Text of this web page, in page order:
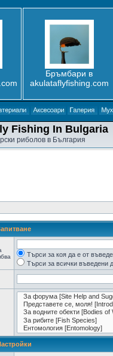
Бръмбари в
akulataflyfishing.com
Fishing In Bulgaria
риболов в България
Търси за коя да е от
Търси за всички въведени